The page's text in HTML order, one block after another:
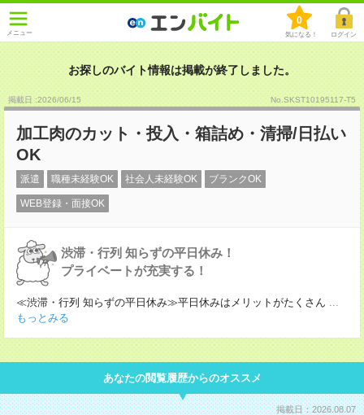
メニュー
0
気になる！ ログイン
お探しのバイト情報は掲載が終了しました。
掲載日 :2026/06/15 No.SKST10195117-T5
加工肉のカット・投入・箱詰め・清掃/日払い
OK
派遣 職種未経験OK 社会人未経験OK ブランクOK
WEB登録・面接OK
渋滞・行列 知らずの平日休み！
プライベートが充実する！
≪渋滞・行列 知らずの平日休み≫平日休みはメリットがたくさん ...
もっとみる
あなたの閲覧履歴からのオススメ
掲載日：2026.08.07